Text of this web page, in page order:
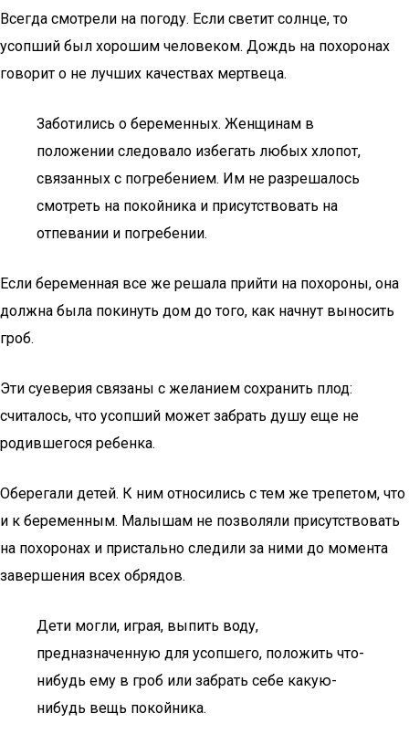
Всегда смотрели на погоду. Если светит солнце, то
усопший был хорошим человеком. Дождь на похоронах
говорит о не лучших качествах мертвеца.
Заботились о беременных. Женщинам в
положении следовало избегать любых хлопот,
связанных с погребением. Им не разрешалось
смотреть на покойника и присутствовать на
отпевании и погребении.
Если беременная все же решала прийти на похороны, она
должна была покинуть дом до того, как начнут выносить
гроб.
Эти суеверия связаны с желанием сохранить плод:
считалось, что усопший может забрать душу еще не
родившегося ребенка.
Оберегали детей. К ним относились с тем же трепетом, что
и к беременным. Малышам не позволяли присутствовать
на похоронах и пристально следили за ними до момента
завершения всех обрядов.
Дети могли, играя, выпить воду,
предназначенную для усопшего, положить что-
нибудь ему в гроб или забрать себе какую-
нибудь вещь покойника.